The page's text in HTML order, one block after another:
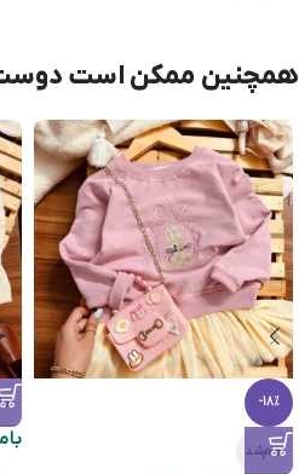
همچنین ممکن است
-18%
تمام‌شد